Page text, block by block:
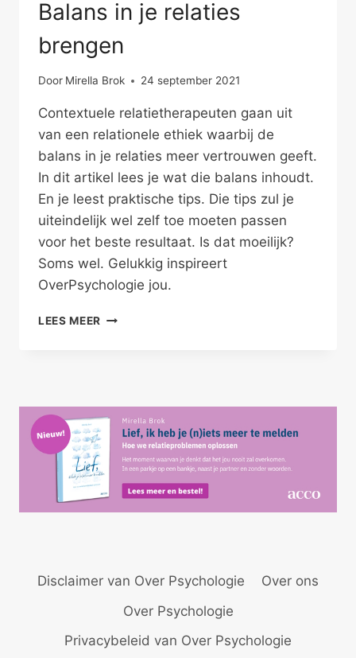
Balans in je relaties
brengen
Door Mirella Brok 24 september 2021
Contextuele relatietherapeuten gaan uit
van een relationele ethiek waarbij de
balans in je relaties meer vertrouwen geeft.
In dit artikel lees je wat die balans inhoudt.
En je leest praktische tips. Die tips zul je
uiteindelijk wel zelf toe moeten passen
voor het beste resultaat. Is dat moeilijk?
Soms wel. Gelukkig inspireert
OverPsychologie jou.
LEES MEER BALANS
Disclaimer van Over Psychologie
Over ons
Over Psychologie
Privacybeleid van Over Psychologie